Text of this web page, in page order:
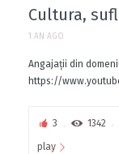
Cultura,
1 AN AGO
Angajații din
https://
3 1342
play